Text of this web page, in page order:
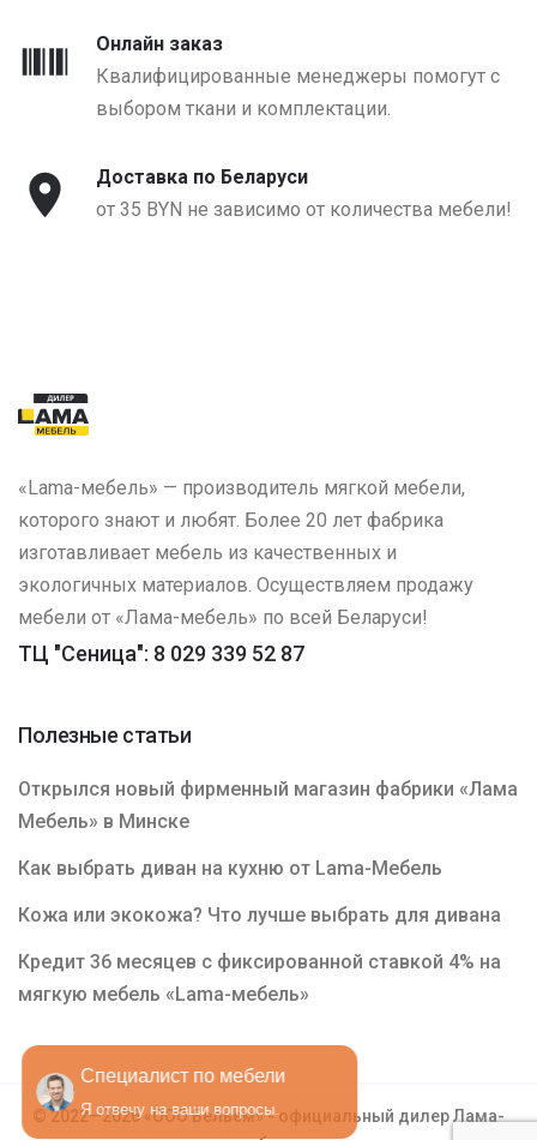
Специалист по мебели
Я отвечу на ваши вопросы.
Онлайн заказ
Квалифицированные менеджеры помогут с
выбором ткани и комплектации.
Доставка по Беларуси
от 35 BYN не зависимо от количества мебели!
«Lama-мебель» — производитель мягкой мебели,
которого знают и любят. Более 20 лет фабрика
изготавливает мебель из качественных и
экологичных материалов. Осуществляем продажу
мебели от «Лама-мебель» по всей Беларуси!
ТЦ "Сеница": 8 029 339 52 87
Полезные статьи
Открылся новый фирменный магазин фабрики «Лама
Мебель» в Минске
Как выбрать диван на кухню от Lama-Мебель
Кожа или экокожа? Что лучше выбрать для дивана
Кредит 36 месяцев с фиксированной ставкой 4% на
мягкую мебель «Lama-мебель»
© 2022—2026 «ООО Бельем» - официальный дилер Лама-